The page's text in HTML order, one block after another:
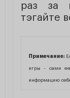
раз за
тэгайте
Примечание:
игры - сами ее
информацию